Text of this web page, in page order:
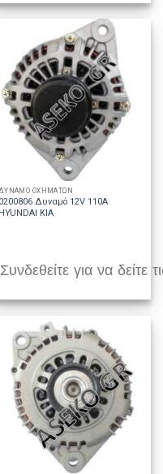
ΔΥΝΑΜΟ ΟΧΗΜΑΤΩΝ
0200806 Δυναμό 12V 110A
HYUNDAI KIA
Συνδεθείτε για να δείτε